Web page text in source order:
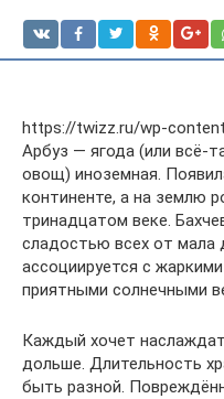
https://twizz.ru/wp-
Арбуз — ягода (или всё-
овощ) иноземная.
континенте, а на землю
тринадцатом веке.
сладостью всех от мала
ассоциируется с
приятными солнечными
Каждый хочет
дольше. Длительность
быть разной.